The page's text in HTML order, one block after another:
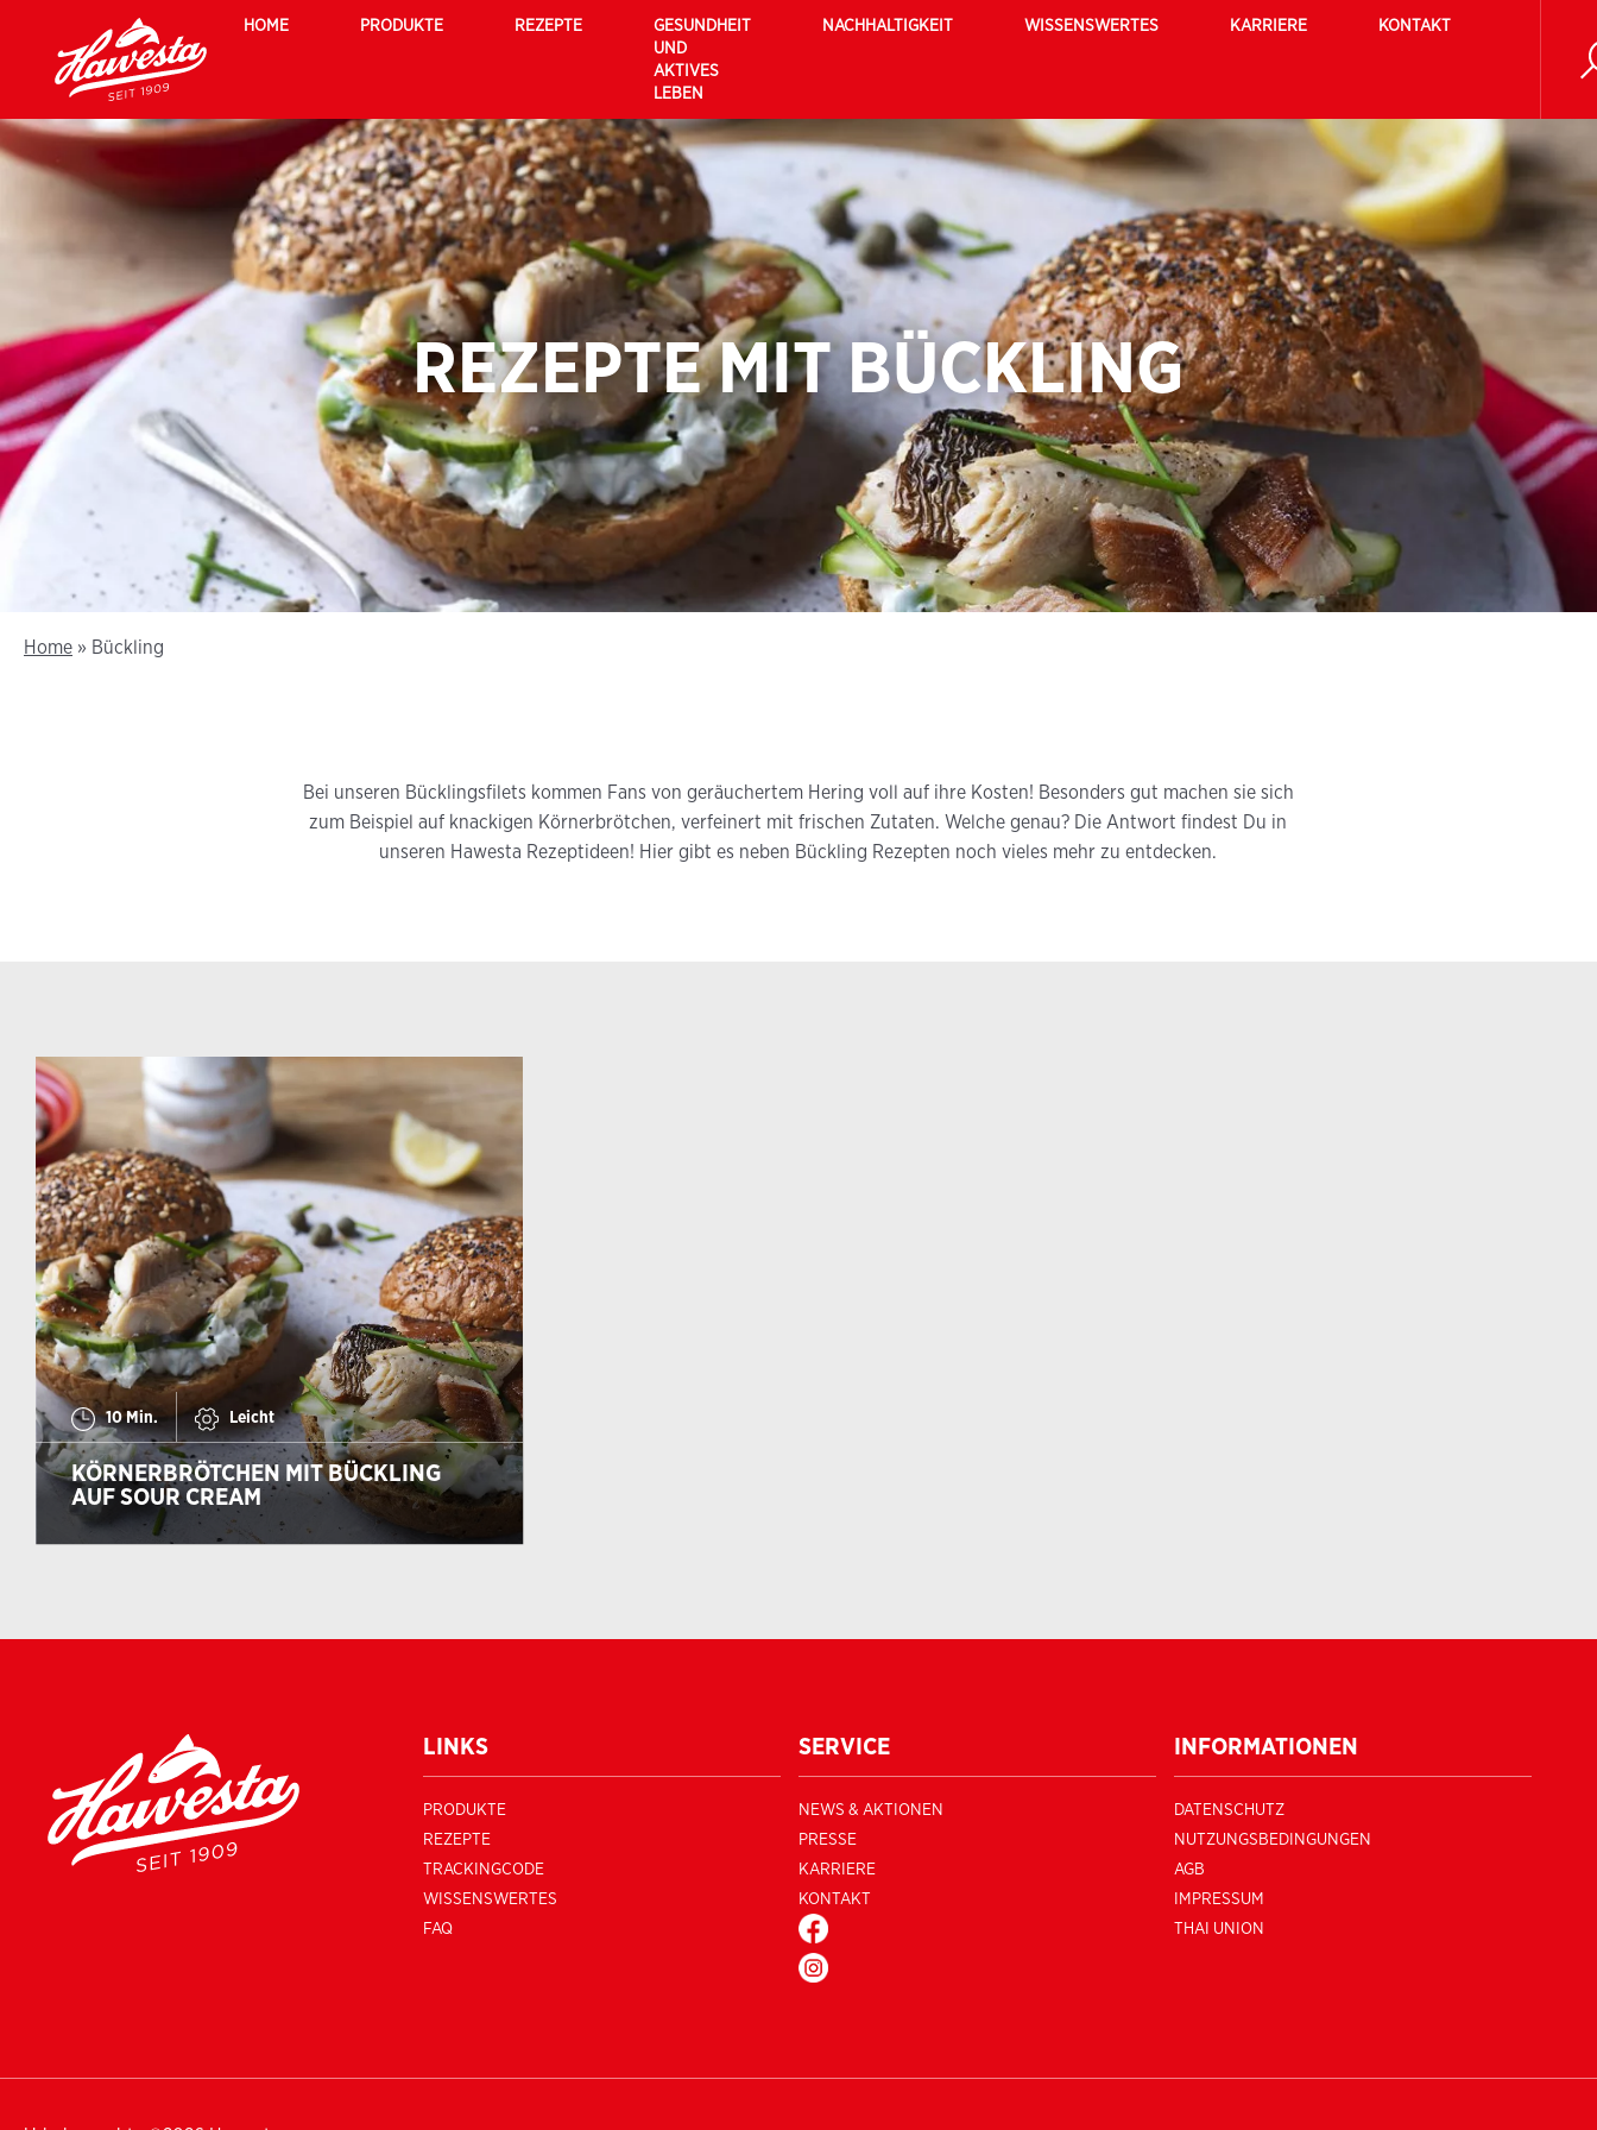
HOME PRODUKTE REZEPTE
GESUNDHEIT
UND
AKTIVES
LEBEN
NACHHALTIGKEIT WISSENSWERTES KARRIERE KONTAKT
REZEPTE MIT BÜCKLING
Home » Bückling
Bei unseren Bücklingsfilets kommen Fans von geräuchertem Hering voll auf ihre Kosten! Besonders gut machen sie sich
zum Beispiel auf knackigen Körnerbrötchen, verfeinert mit frischen Zutaten. Welche genau? Die Antwort findest Du in
unseren Hawesta Rezeptideen! Hier gibt es neben Bückling Rezepten noch vieles mehr zu entdecken.
10 Min. Leicht
KÖRNERBRÖTCHEN MIT BÜCKLING
AUF SOUR CREAM
LINKS
PRODUKTE
REZEPTE
TRACKINGCODE
WISSENSWERTES
FAQ
SERVICE
NEWS & AKTIONEN
PRESSE
KARRIERE
KONTAKT
FACEBOOK
INSTAGRAM
INFORMATIONEN
DATENSCHUTZ
NUTZUNGSBEDINGUNGEN
AGB
IMPRESSUM
THAI UNION